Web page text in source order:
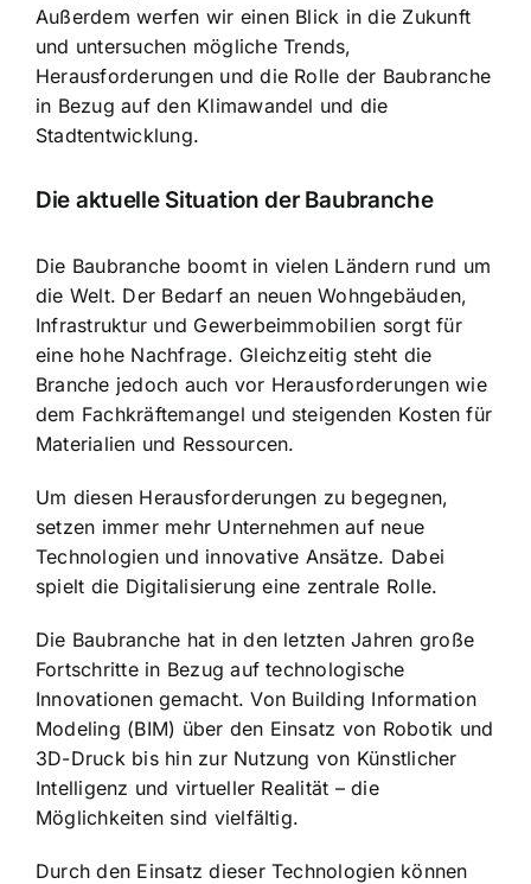
Außerdem werfen wir einen Blick in die Zukunft
und untersuchen mögliche Trends,
Herausforderungen und die Rolle der Baubranche
in Bezug auf den Klimawandel und die
Stadtentwicklung.
Die aktuelle Situation der Baubranche
Die Baubranche boomt in vielen Ländern rund um
die Welt. Der Bedarf an neuen Wohngebäuden,
Infrastruktur und Gewerbeimmobilien sorgt für
eine hohe Nachfrage. Gleichzeitig steht die
Branche jedoch auch vor Herausforderungen wie
dem Fachkräftemangel und steigenden Kosten für
Materialien und Ressourcen.
Um diesen Herausforderungen zu begegnen,
setzen immer mehr Unternehmen auf neue
Technologien und innovative Ansätze. Dabei
spielt die Digitalisierung eine zentrale Rolle.
Die Baubranche hat in den letzten Jahren große
Fortschritte in Bezug auf technologische
Innovationen gemacht. Von Building Information
Modeling (BIM) über den Einsatz von Robotik und
3D-Druck bis hin zur Nutzung von Künstlicher
Intelligenz und virtueller Realität – die
Möglichkeiten sind vielfältig.
Durch den Einsatz dieser Technologien können